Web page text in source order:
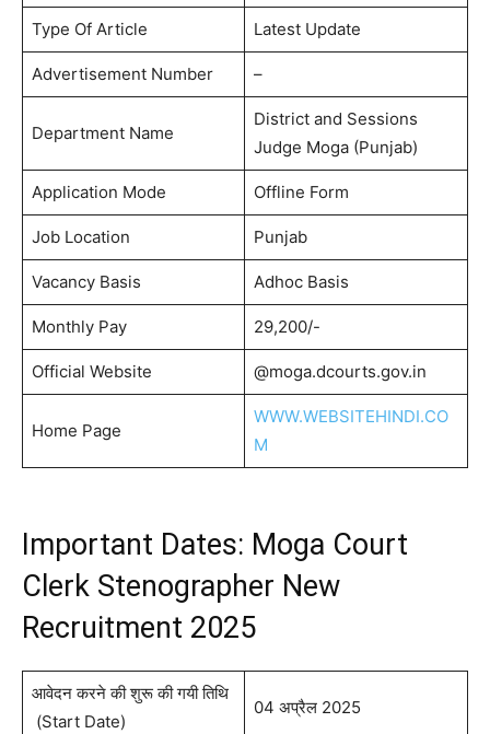
Type Of Article Latest Update
Advertisement Number –
Department Name
District and Sessions
Judge Moga (Punjab)
Application Mode Offline Form
Job Location Punjab
Vacancy Basis Adhoc Basis
Monthly Pay 29,200/-
Official Website @moga.dcourts.gov.in
Home Page
WWW.WEBSITEHINDI.CO
M
Important Dates: Moga Court
Clerk Stenographer New
Recruitment 2025
आवेदन करने की शुरू की गयी तिथि
(Start Date)
04 अप्रैल 2025